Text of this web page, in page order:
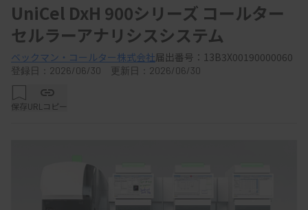
UniCel DxH 900シリーズ コールター
セルラーアナリシスシステム
ベックマン・コールター株式会社届出番号：13B3X00190000060
登録日：2026/06/30 更新日：2026/06/30
保存URLコピー